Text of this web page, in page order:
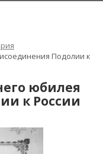
Подолии к
юбилея
к России